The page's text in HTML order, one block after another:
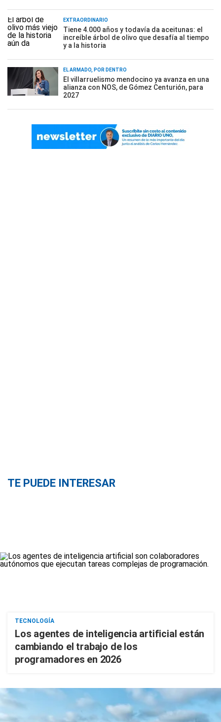
EXTRAORDINARIO
Tiene 4.000 años y todavía da aceitunas: el
increíble árbol de olivo que desafía al tiempo
y a la historia
EL ARMADO, POR DENTRO
El villarruelismo mendocino ya avanza en una
alianza con NOS, de Gómez Centurión, para
2027
TE PUEDE INTERESAR
TECNOLOGÍA
Los agentes de inteligencia artificial están
cambiando el trabajo de los
programadores en 2026